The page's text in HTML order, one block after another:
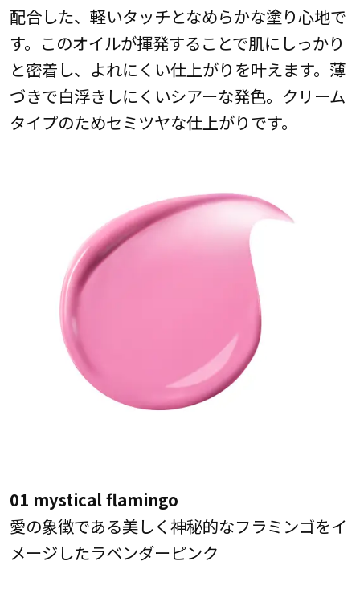
配合した、軽いタッチとなめらかな塗り心地で
す。このオイルが揮発することで肌にしっかり
と密着し、よれにくい仕上がりを叶えます。薄
づきで白浮きしにくいシアーな発色。クリーム
タイプのためセミツヤな仕上がりです。
01 mystical flamingo
愛の象徴である美しく神秘的なフラミンゴをイ
メージしたラベンダーピンク